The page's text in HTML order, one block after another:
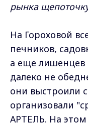
рынка
На Гороховой
печников,
а еще
далеко не
они выстроили
организовали
АРТЕЛЬ. На